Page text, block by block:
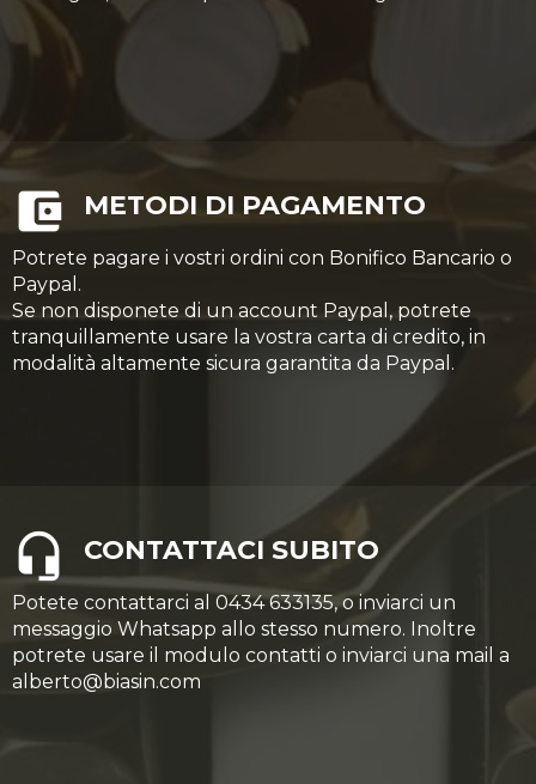
METODI DI PAGAMENTO
Potrete pagare i vostri ordini con Bonifico Bancario o
Paypal.
Se non disponete di un account Paypal, potrete
tranquillamente usare la vostra carta di credito, in
modalità altamente sicura garantita da Paypal.
CONTATTACI SUBITO
Potete contattarci al 0434 633135, o inviarci un
messaggio Whatsapp allo stesso numero. Inoltre
potrete usare il modulo contatti o inviarci una mail a
alberto@biasin.com